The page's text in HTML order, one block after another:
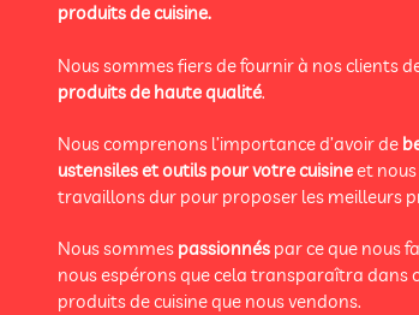
produits de cuisine.
Nous sommes fiers de fournir à nos clients
produits de haute qualité.
Nous comprenons l’importance d’avoir de
ustensiles et outils pour votre cuisineet nous
travaillons dur pour proposer les meilleurs
Nous sommes passionnéspar ce que nous
nous espérons que cela transparaîtra dans
produits de cuisine que nous vendons.